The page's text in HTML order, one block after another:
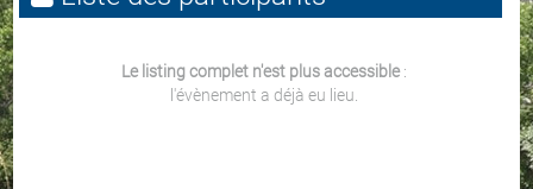
Le listing complet n'est plus accessible:
l'évènement a déjà eu lieu.